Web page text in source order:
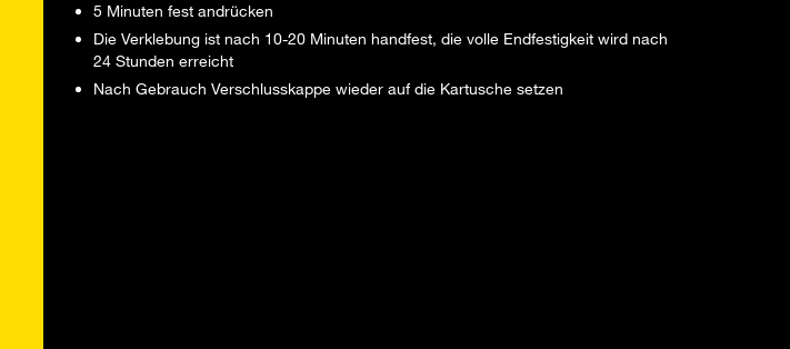
5 Minuten fest andrücken
Die Verklebung ist nach 10-20 Minuten handfest, die volle Endfestigkeit wird nach
24 Stunden erreicht
Nach Gebrauch Verschlusskappe wieder auf die Kartusche setzen